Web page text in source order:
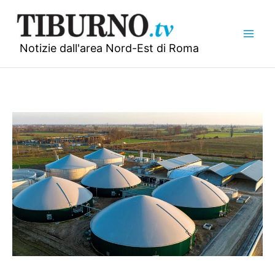
contenuto
Notizie dall'area Nord-Est di Roma